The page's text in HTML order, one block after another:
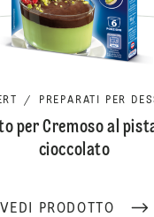
/ PREPARATI PER
per Cremoso al
cioccolato
VEDI PRODOTTO